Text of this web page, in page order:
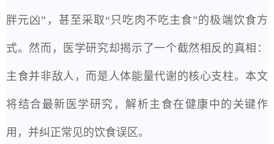
胖元凶”，甚至采取“只吃肉不吃主食”的极端饮食方
式。然而，医学研究却揭示了一个截然相反的真相：
主食并非敌人，而是人体能量代谢的核心支柱。本文
将结合最新医学研究，解析主食在健康中的关键作
用，并纠正常见的饮食误区。